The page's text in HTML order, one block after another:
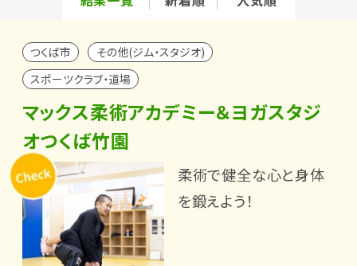
つくば市
その他(ジム・スタジオ)
スポーツクラブ・道場
マックス柔術アカデミー＆ヨガスタジ
オつくば竹園
柔術で健全な心と身体
を鍛えよう！